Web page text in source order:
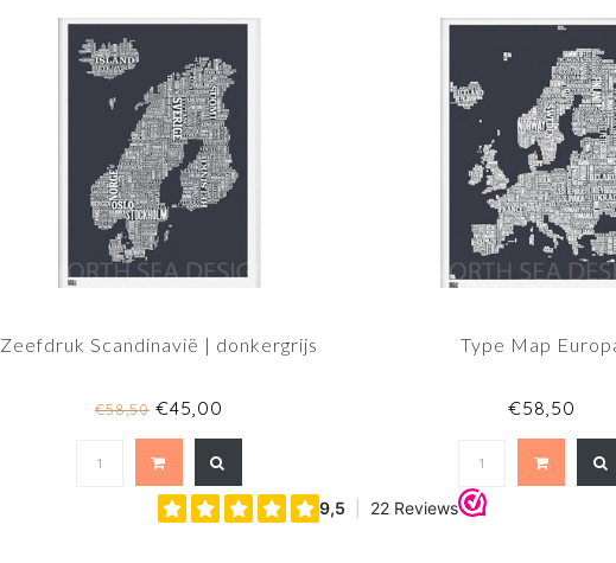
Zeefdruk Scandinavië | donkergrijs
€58,50€45,00
Type Map
€58,50